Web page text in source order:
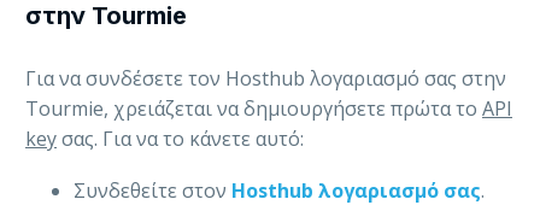
στην Tourmie
Για να συνδέσετε τον Hosthub λογαριασμό σας στην
Tourmie, χρειάζεται να δημιουργήσετε πρώτα το API
keyσας. Για να το κάνετε αυτό:
Συνδεθείτε στον Hosthub λογαριασμό σας.